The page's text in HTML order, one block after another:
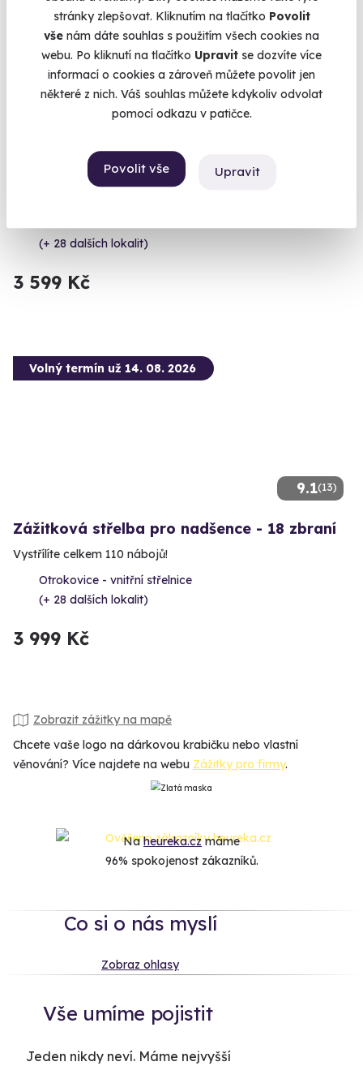
stránky zlepšovat. Kliknutím na tlačítko Povolit
vše nám dáte souhlas s použitím všech cookies na
webu. Po kliknutí na tlačítko Upravit se dozvíte více
informací o cookies a zároveň můžete povolit jen
některé z nich. Váš souhlas můžete kdykoliv odvolat
pomocí odkazu v patičce.
Povolit vše Upravit
Zážitková střelba: Nejsilnější zbraně - 7
(+ 28 dalších lokalit)
3 599 Kč
9.1(13)
Volný termín už 14. 08. 2026
Zážitková střelba pro nadšence - 18 zbraní
Vystřílíte celkem 110 nábojů!
Otrokovice - vnitřní střelnice
(+ 28 dalších lokalit)
3 999 Kč
Zobrazit zážitky na mapě
Chcete vaše logo na dárkovou krabičku nebo vlastní
věnování? Více najdete na webu Zážitky pro firmy.
Naheureka.czmáme
96% spokojenost zákazníků.
Co si o nás myslí
Zobraz ohlasy
Vše umíme pojistit
Jeden nikdy neví. Máme nejvyšší